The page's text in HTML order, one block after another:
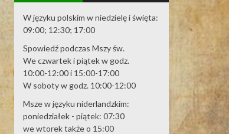
W języku polskim w niedzielę i święta:
09:00; 12:30; 17:00
Spowiedź podczas Mszy św.
We czwartek i piątek w godz.
10:00-12:00 i 15:00-17:00
W soboty w godz. 10:00-12:00
Msze w języku niderlandzkim:
poniedziałek - piątek: 07:30
we wtorek także o 15:00